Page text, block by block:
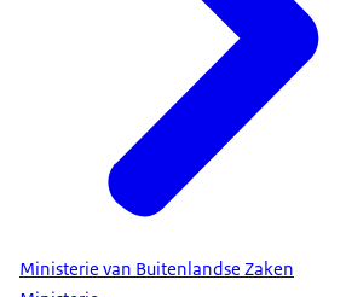
Ministerie van Buitenlandse Zaken